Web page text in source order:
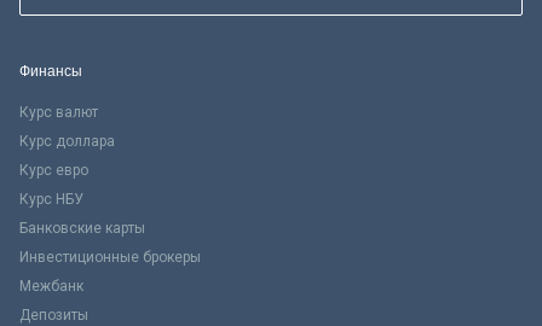
Финансы
Курс валют
Курс доллара
Курс евро
Курс НБУ
Банковские карты
Инвестиционные брокеры
Межбанк
Депозиты